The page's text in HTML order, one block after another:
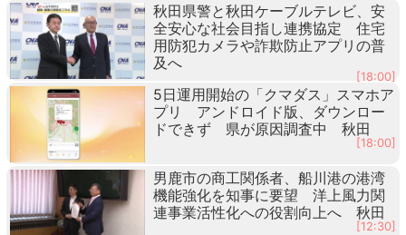
秋田県警と秋田ケーブルテレビ、安
全安心な社会目指し連携協定 住宅
用防犯カメラや詐欺防止アプリの普
及へ
[18:00]
5日運用開始の「クマダス」スマホア
プリ アンドロイド版、ダウンロー
ドできず 県が原因調査中 秋田
[18:00]
男鹿市の商工関係者、船川港の港湾
機能強化を知事に要望 洋上風力関
連事業活性化への役割向上へ 秋田
[12:30]